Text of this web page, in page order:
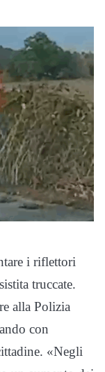
i riflettori
truccate.
alla Polizia
con
«Negli